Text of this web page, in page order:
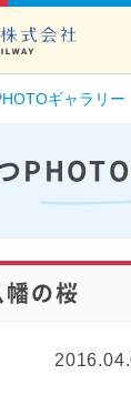
ギャラリー
の桜